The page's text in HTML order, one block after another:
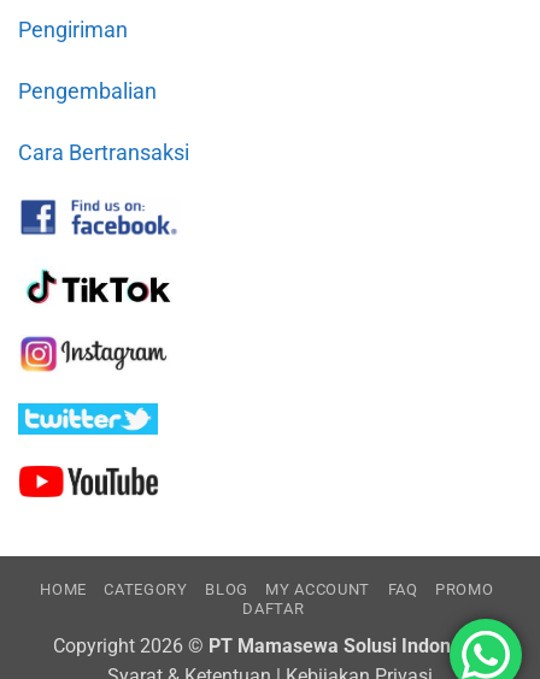
Pengiriman
Pengembalian
Cara Bertransaksi
HOME CATEGORY BLOG MY ACCOUNT FAQ
PROMO
DAFTAR
Copyright 2026 © PT Mamasewa Solusi Indonesia